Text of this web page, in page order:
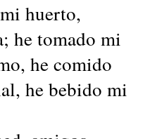
huerto,
he tomado mi
he comido
he bebido mi